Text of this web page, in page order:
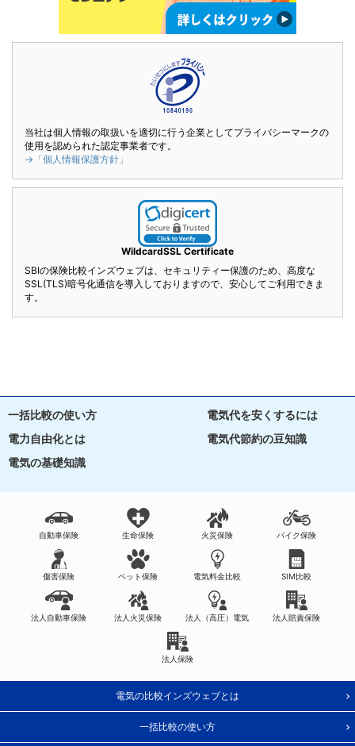
当社は個人情報の取扱いを適切に行う企業としてプライバシーマークの
使用を認められた認定事業者です。
→「個人情報保護方針」
WildcardSSL Certificate
SBIの保険比較インズウェブは、セキュリティー保護のため、高度な
SSL(TLS)暗号化通信を導入しておりますので、安心してご利用できま
す。
一括比較の使い方
電気代を安くするには
電力自由化とは
電気代節約の豆知識
電気の基礎知識
自動車保険 生命保険 火災保険 バイク保険
傷害保険 ペット保険 電気料金比較 SIM比較
法人自動車保険 法人火災保険 法人（高圧）電気 法人賠責保険
法人保険
電気の比較インズウェブとは
一括比較の使い方